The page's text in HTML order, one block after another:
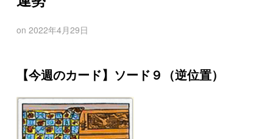
on 2022年4月29日
【今週のカード】ソード９（逆位置）